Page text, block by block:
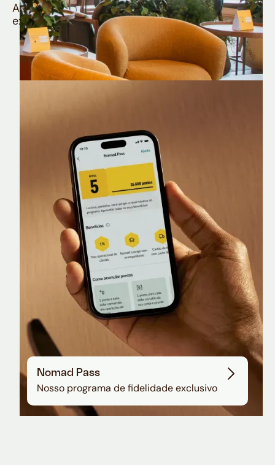
Aproveite todos os benefícios e vantagens
exclusivas da sua Conta Internacional
Nomad Lounge
Sala VIP no Aeroporto de Guarulhos
Nomad Pass
Nosso programa de fidelidade exclusivo